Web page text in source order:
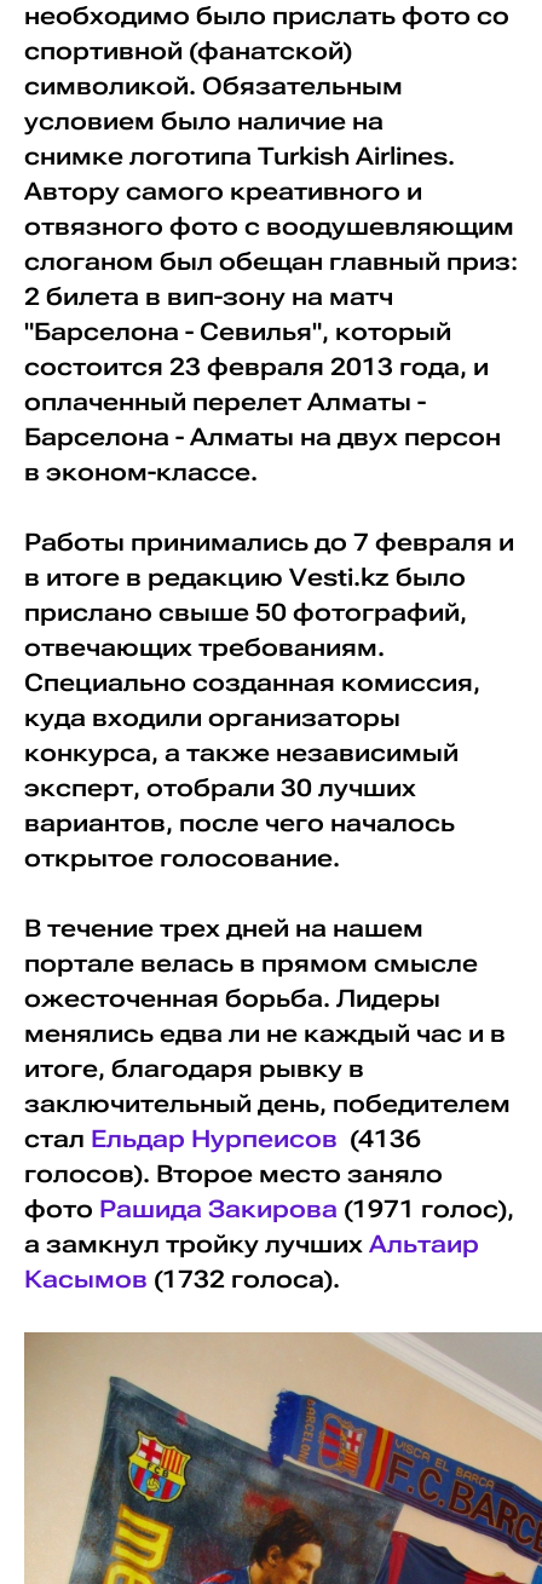
необходимо было прислать фото со
спортивной (фанатской)
символикой. Обязательным
условием было наличие на
снимке логотипа Turkish Airlines.
Автору самого креативного и
отвязного фото с воодушевляющим
слоганом был обещан главный приз:
2 билета в вип-зону на матч
"Барселона - Севилья", который
состоится 23 февраля 2013 года, и
оплаченный перелет Алматы -
Барселона - Алматы на двух персон
в эконом-классе.
Работы принимались до 7 февраля и
в итоге в редакцию Vesti.kz было
прислано свыше 50 фотографий,
отвечающих требованиям.
Специально созданная комиссия,
куда входили организаторы
конкурса, а также независимый
эксперт, отобрали 30 лучших
вариантов, после чего началось
открытое голосование.
В течение трех дней на нашем
портале велась в прямом смысле
ожесточенная борьба. Лидеры
менялись едва ли не каждый час и в
итоге, благодаря рывку в
заключительный день, победителем
стал Ельдар Нурпеисов (4136
голосов). Второе место заняло
фото Рашида Закирова (1971 голос),
а замкнул тройку лучших Альтаир
Касымов (1732 голоса).